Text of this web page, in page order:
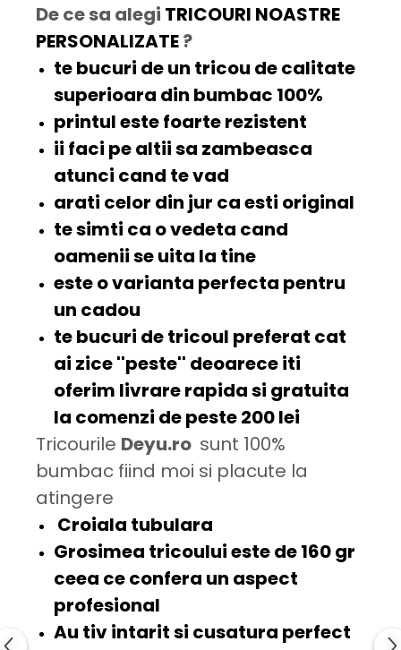
De ce sa alegi TRICOURI NOASTRE
PERSONALIZATE?
te bucuri de un tricou decalitate
superioara din bumbac 100%
printul estefoarte rezistent
ii faci pe altii sa zambeasca
atunci cand te vad
arati celor din jur ca esti original
te simti ca ovedeta cand
oamenii se uita la tine
este o varianta perfecta pentru
un cadou
te bucuri de tricoul preferat cat
ai zice''peste'' deoarece iti
oferim livrare rapidasi gratuita
la comenzi de peste 200 lei
Tricourile Deyu.ro sunt 100%
bumbac fiind moi si placute la
atingere
Croiala tubulara
Grosimea tricoului este de160 gr
ceea ce confera un aspect
profesional
Au tiv intarit si cusatura perfect